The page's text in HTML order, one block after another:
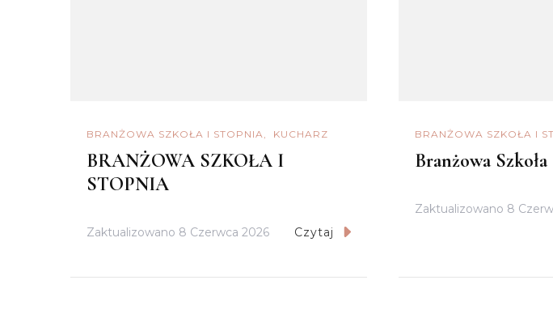
BRANŻOWA SZKOŁA I STOPNIA KUCHARZ
BRANŻOWA SZKOŁA I
STOPNIA
Zaktualizowano 8 Czerwca 2026 Czytaj
BRANŻOWA SZKOŁA I
Branżowa
Zaktualizowano 8